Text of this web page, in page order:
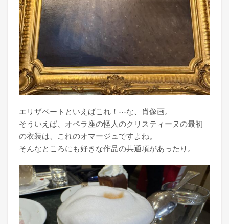
エリザベートといえばこれ！⋯な、肖像画。
そういえば、オペラ座の怪人のクリスティーヌの最初
の衣装は、これのオマージュですよね。
そんなところにも好きな作品の共通項があったり。